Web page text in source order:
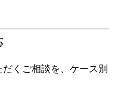
くご相談を、ケース別